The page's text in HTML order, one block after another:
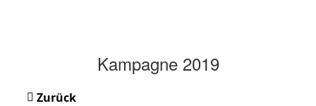
Kampagne 2019
Zurück